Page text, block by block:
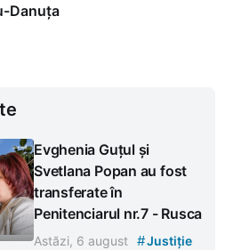
Danuța
Evghenia Guțul și
Svetlana Popan au fost
transferate în
Penitenciarul nr.7 - Rusca
Astăzi, 6 august #Justiție